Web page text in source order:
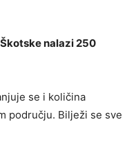
nalazi 250
se i količina
području. Bilježi se sve